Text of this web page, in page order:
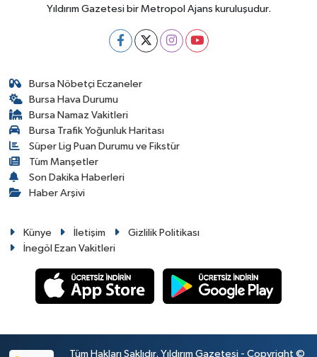
Yıldırım Gazetesi bir Metropol Ajans kuruluşudur.
Bursa Nöbetçi Eczaneler
Bursa Hava Durumu
Bursa Namaz Vakitleri
Bursa Trafik Yoğunluk Haritası
Süper Lig Puan Durumu ve Fikstür
Tüm Manşetler
Son Dakika Haberleri
Haber Arşivi
Künye İletişim
Gizlilik Politikası
İnegöl Ezan Vakitleri
Tüm Hakları Saklıdır. Yıldırım Gazetesi - Copyright ©